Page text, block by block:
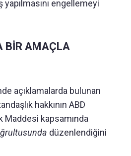
engellemeyi
BİR AMAÇLA
açıklamalarda bulunan
hakkının ABD
Maddesi kapsamında
düzenlendiğini